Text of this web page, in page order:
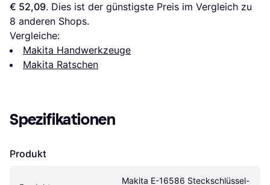
€ 52,09
8 anderen Shops.
Vergleiche:
Makita Handwerkzeuge
Makita Ratschen
Spezifikationen
Produkt
Makita E-16586 Steckschlüssel-